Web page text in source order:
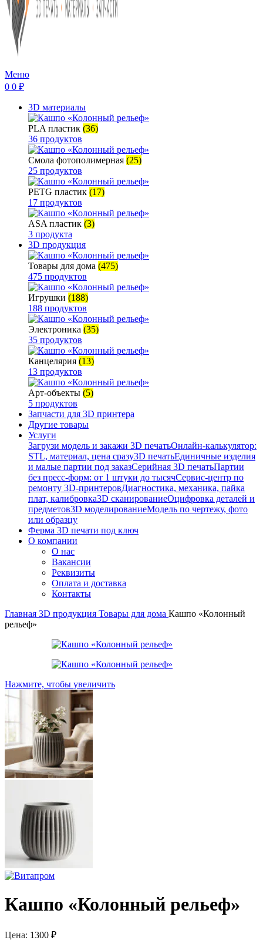
Меню
0 0 ₽
3D материалы
PLA пластик (36)
36 продуктов
Смола фотополимерная (25)
25 продуктов
PETG пластик (17)
17 продуктов
ASA пластик (3)
3 продукта
3D продукция
Товары для дома (475)
475 продуктов
Игрушки (188)
188 продуктов
Электроника (35)
35 продуктов
Канцелярия (13)
13 продуктов
Арт-объекты (5)
5 продуктов
Запчасти для 3D принтера
Другие товары
Услуги
Загрузи модель и закажи 3D печатьОнлайн-калькулятор:
STL, материал, цена сразу3D печатьЕдиничные изделия
и малые партии под заказСерийная 3D печатьПартии
без пресс-форм: от 1 штуки до тысячСервис-центр по
ремонту 3D-принтеровДиагностика, механика, пайка
плат, калибровка3D сканированиеОцифровка деталей и
предметов3D моделированиеМодель по чертежу, фото
или образцу
Ферма 3D печати под ключ
О компании
О нас
Вакансии
Реквизиты
Оплата и доставка
Контакты
Главная 3D продукция Товары для дома Кашпо «Колонный
рельеф»
Нажмите, чтобы увеличить
Кашпо «Колонный рельеф»
Цена: 1300 ₽